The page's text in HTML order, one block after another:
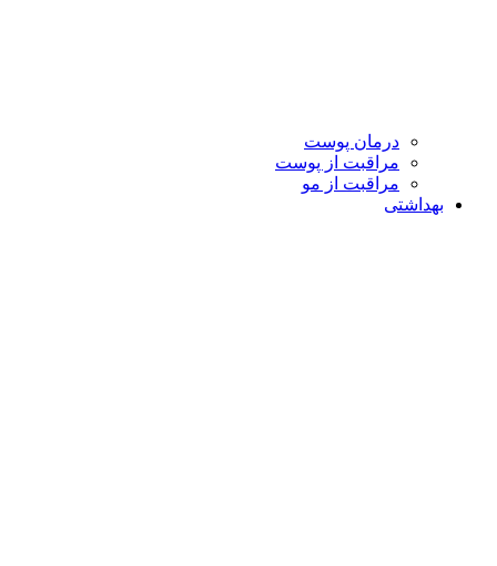
درمان پوست
مراقبت از پوست
مراقبت از مو
بهداشتی